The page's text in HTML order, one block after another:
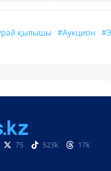
қылышы #аукцион
75 523k 17k